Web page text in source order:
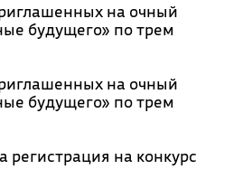
на очный
будущего» по трем
на очный
будущего» по трем
регистрация на конкурс